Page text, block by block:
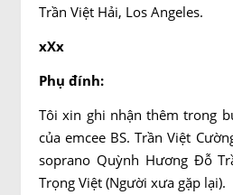
Trần Việt Hải, Los Angeles.
xXx
Phụ đính:
Tôi xin ghi nhận thêm trong
của emcee BS. Trần Việt
soprano Quỳnh Hương Đỗ
Trọng Việt (Người xưa gặp lại).